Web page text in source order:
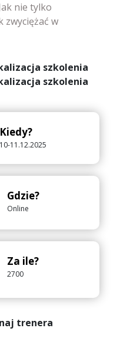
nie tylko
zwyciężać w
szkolenia
szkolenia
Kiedy?
10-11.12.2025
Gdzie?
Online
Za ile?
2700
trenera